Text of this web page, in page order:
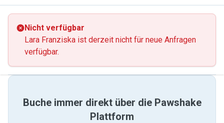
Nicht verfügbar
Lara Franziska ist derzeit nicht für neue Anfragen
verfügbar.
Buche immer direkt über die Pawshake
Plattform